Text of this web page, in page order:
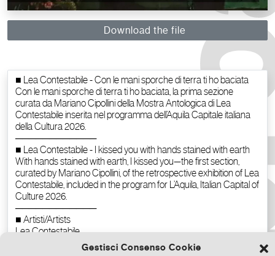
Gestisci Consenso Cookie
Download the file